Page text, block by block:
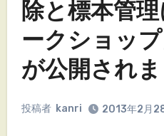
除と標本管
ークショッ
が公開され
投稿者 kanri 2013年2月